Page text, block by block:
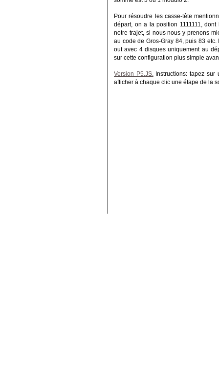
Pour résoudre les casse-tête
départ, on a la position 1111111,
notre trajet, si nous nous y prenons
au code de Gros-Gray 84, puis 83
out avec 4 disques uniquement au
sur cette configuration plus simple
Version P5.JS.Instructions: tapez sur
afficher à chaque clic une étape de la